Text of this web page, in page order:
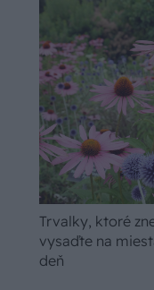
Trvalky, ktoré
vysaďte na
deň